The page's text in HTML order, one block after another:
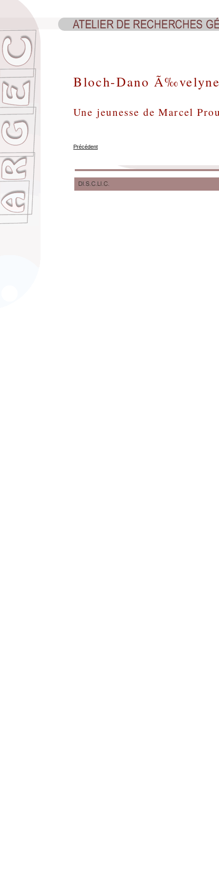
Bloch-Dano
Une jeunesse de Marcel
Précédent